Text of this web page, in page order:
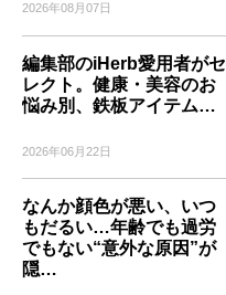
2026年08月07日
編集部のiHerb愛用者がセ
レクト。健康・美容のお
悩み別、鉄板アイテム…
2026年06月22日
なんか顔色が悪い、いつ
もだるい…年齢でも過労
でもない“意外な原因”が
隠…